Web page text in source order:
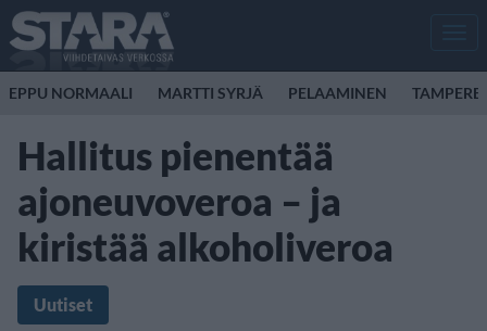
EPPU NORMAALI MARTTI SYRJÄ PELAAMINEN TAMPERE
Hallitus pienentää
ajoneuvoveroa – ja
kiristää alkoholiveroa
Uutiset